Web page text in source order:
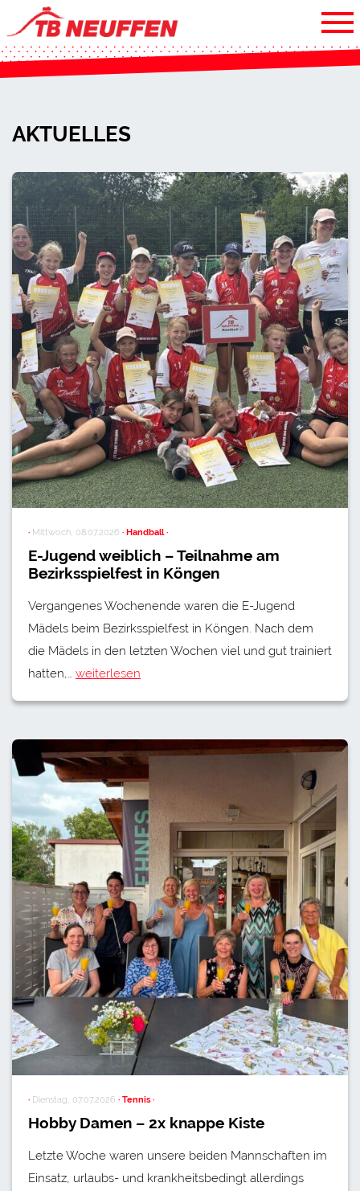
AKTUELLES
· Mittwoch, 08.07.2026 · Handball ·
E-Jugend weiblich – Teilnahme am
Bezirksspielfest in Köngen
Vergangenes Wochenende waren die E-Jugend
Mädels beim Bezirksspielfest in Köngen. Nach dem
die Mädels in den letzten Wochen viel und gut trainiert
hatten,… weiterlesen
· Dienstag, 07.07.2026 · Tennis ·
Hobby Damen – 2x knappe Kiste
Letzte Woche waren unsere beiden Mannschaften im
Einsatz, urlaubs- und krankheitsbedingt allerdings